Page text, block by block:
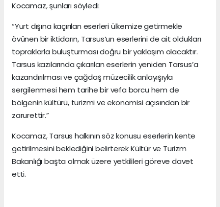
Kocamaz, şunları söyledi:
“Yurt dışına kaçırılan eserleri ülkemize getirmekle
övünen bir iktidarın, Tarsus’un eserlerini de ait oldukları
topraklarla buluşturması doğru bir yaklaşım olacaktır.
Tarsus kazılarında çıkarılan eserlerin yeniden Tarsus’a
kazandırılması ve çağdaş müzecilik anlayışıyla
sergilenmesi hem tarihe bir vefa borcu hem de
bölgenin kültürü, turizmi ve ekonomisi açısından bir
zarurettir.”
Kocamaz, Tarsus halkının söz konusu eserlerin kente
getirilmesini beklediğini belirterek Kültür ve Turizm
Bakanlığı başta olmak üzere yetkilileri göreve davet
etti.